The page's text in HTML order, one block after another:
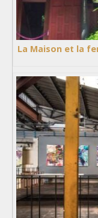
La Maison et la